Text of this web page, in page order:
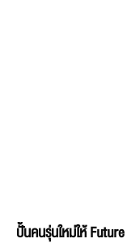
ปั้นคนรุ่นใหม่ให้